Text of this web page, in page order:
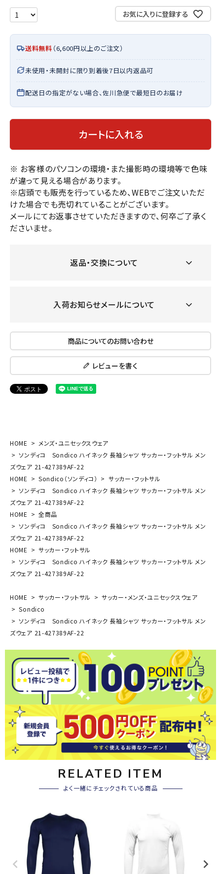
お気に入りに登録する
送料無料 （6,600円以上のご注文）
未使用・未開封に限り到着後7日以内返品可
配送日の指定がない場合、佐川急便で最短日のお届け
カートに入れる
※ お客様のパソコンの環境・また撮影時の環境等で色味
が違って見える場合があります。
※店頭でも販売を行っているため、WEBでご注文いただ
けた場合でも売切れていることがございます。
メールにてお返事させていただきますので、何卒ご了承く
ださいませ。
返品・交換について
入荷お知らせメールについて
商品についてのお問い合わせ
レビューを書く
HOME
メンズ・ユニセックスウェア
ソンディコ Sondico ハイネック 長袖シャツ サッカー・フットサル メン
ズウェア 21-427389AF-22
HOME
Sondico（ソンディコ）
サッカー・フットサル
ソンディコ Sondico ハイネック 長袖シャツ サッカー・フットサル メン
ズウェア 21-427389AF-22
HOME
全商品
ソンディコ Sondico ハイネック 長袖シャツ サッカー・フットサル メン
ズウェア 21-427389AF-22
HOME
サッカー・フットサル
ソンディコ Sondico ハイネック 長袖シャツ サッカー・フットサル メン
ズウェア 21-427389AF-22
HOME サッカー・フットサル
サッカー・メンズ・ユニセックスウェア
Sondico
ソンディコ Sondico ハイネック 長袖シャツ サッカー・フットサル メン
ズウェア 21-427389AF-22
RELATED ITEM
よく一緒にチェックされている商品